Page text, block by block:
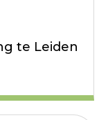
te Leiden